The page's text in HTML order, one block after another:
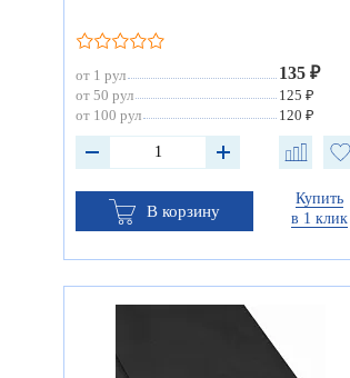
от 1 рул 135 ₽
от 50 рул
125 ₽
от 100 рул
120 ₽
В корзину
Купить
в 1 клик